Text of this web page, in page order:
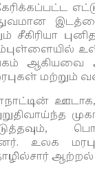
ஆகியவை
மற்றும்
உலக